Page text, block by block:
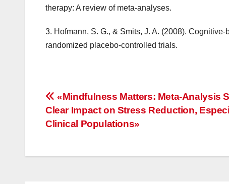
therapy: A review of meta-analyses.
3. Hofmann, S. G., & Smits, J. A. (2008).
randomized placebo-controlled trials.
Navegación
de
«Mindfulness Matters: Meta-Analysis
Clear Impact on Stress Reduction,
Clinical Populations»